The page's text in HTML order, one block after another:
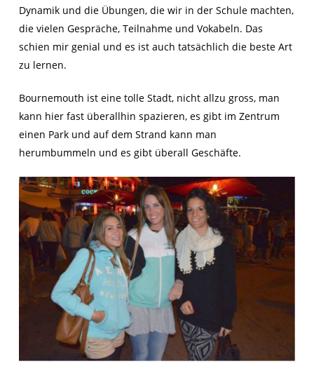
Dynamik und die Übungen, die wir in der Schule machten,
die vielen Gespräche, Teilnahme und Vokabeln. Das
schien mir genial und es ist auch tatsächlich die beste Art
zu lernen.
Bournemouth ist eine tolle Stadt, nicht allzu gross, man
kann hier fast überallhin spazieren, es gibt im Zentrum
einen Park und auf dem Strand kann man
herumbummeln und es gibt überall Geschäfte.